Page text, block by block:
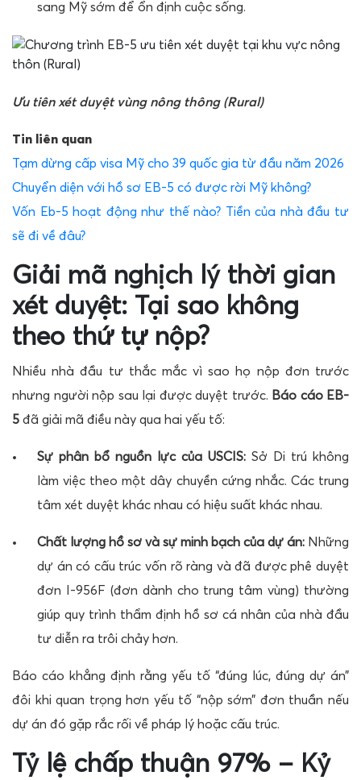
sang Mỹ sớm để ổn định cuộc sống.
Ưu tiên xét duyệt vùng nông thông (Rural)
Tin liên quan
Tạm dừng cấp visa Mỹ cho 39 quốc gia từ đầu năm 2026
Chuyển diện với hồ sơ EB-5 có được rời Mỹ không?
Vốn Eb-5 hoạt động như thế nào? Tiền của nhà đầu tư
sẽ đi về đâu?
Giải mã nghịch lý thời gian
xét duyệt: Tại sao không
theo thứ tự nộp?
Nhiều nhà đầu tư thắc mắc vì sao họ nộp đơn trước
nhưng người nộp sau lại được duyệt trước. Báo cáo EB-
5 đã giải mã điều này qua hai yếu tố:
Sự phân bổ nguồn lực của USCIS: Sở Di trú không
làm việc theo một dây chuyền cứng nhắc. Các trung
tâm xét duyệt khác nhau có hiệu suất khác nhau.
Chất lượng hồ sơ và sự minh bạch của dự án: Những
dự án có cấu trúc vốn rõ ràng và đã được phê duyệt
đơn I-956F (đơn dành cho trung tâm vùng) thường
giúp quy trình thẩm định hồ sơ cá nhân của nhà đầu
tư diễn ra trôi chảy hơn.
Báo cáo khẳng định rằng yếu tố “đúng lúc, đúng dự án”
đôi khi quan trọng hơn yếu tố “nộp sớm” đơn thuần nếu
dự án đó gặp rắc rối về pháp lý hoặc cấu trúc.
Tỷ lệ chấp thuận 97% – Kỷ